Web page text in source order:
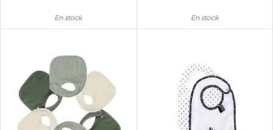
En stock En stock